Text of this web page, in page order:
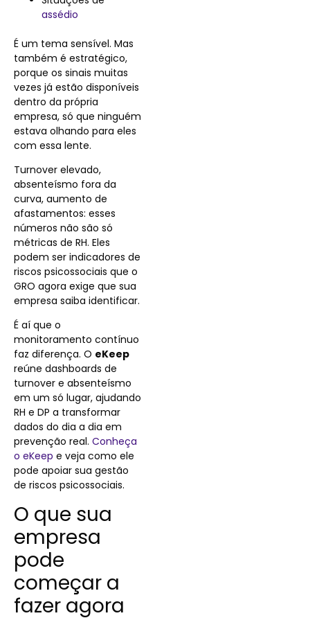
assédio
É um tema sensível. Mas
também é estratégico,
porque os sinais muitas
vezes já estão disponíveis
dentro da própria
empresa, só que ninguém
estava olhando para eles
com essa lente.
Turnover elevado,
absenteísmo fora da
curva, aumento de
afastamentos: esses
números não são só
métricas de RH. Eles
podem ser indicadores de
riscos psicossociais que o
GRO agora exige que sua
empresa saiba identificar.
É aí que o
monitoramento contínuo
faz diferença. O eKeep
reúne dashboards de
turnover e absenteísmo
em um só lugar, ajudando
RH e DP a transformar
dados do dia a dia em
prevenção real. Conheça
o eKeep e veja como ele
pode apoiar sua gestão
de riscos psicossociais.
O que sua
empresa
pode
começar a
fazer agora